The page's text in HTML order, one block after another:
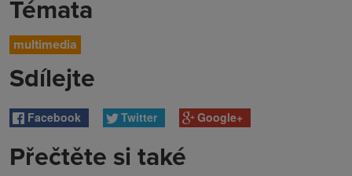
Témata
multimedia
Sdílejte
Facebook Twitter Google+
Přečtěte si také